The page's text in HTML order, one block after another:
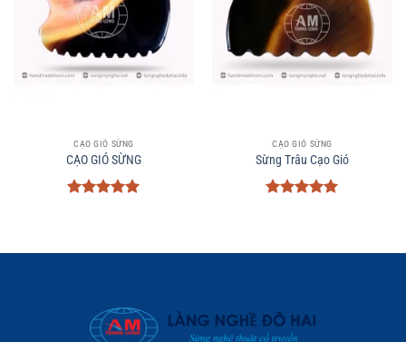
CẠO GIÓ SỪNG
CẠO GIÓ SỪNG
CẠO GIÓ SỪNG
Sừng Trâu Cạo Gió